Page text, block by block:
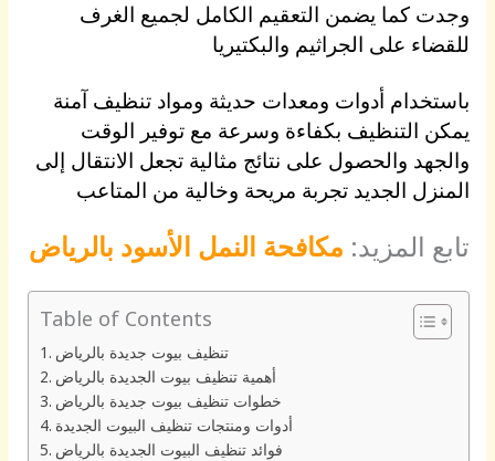
وجدت كما يضمن التعقيم الكامل لجميع الغرف
للقضاء على الجراثيم والبكتيريا
باستخدام أدوات ومعدات حديثة ومواد تنظيف آمنة
يمكن التنظيف بكفاءة وسرعة مع توفير الوقت
والجهد والحصول على نتائج مثالية تجعل الانتقال إلى
المنزل الجديد تجربة مريحة وخالية من المتاعب
تابع المزيد: مكافحة النمل الأسود بالرياض
Table of Contents
تنظيف بيوت جديدة بالرياض
أهمية تنظيف بيوت الجديدة بالرياض
خطوات تنظيف بيوت جديدة بالرياض
أدوات ومنتجات تنظيف البيوت الجديدة
فوائد تنظيف البيوت الجديدة بالرياض